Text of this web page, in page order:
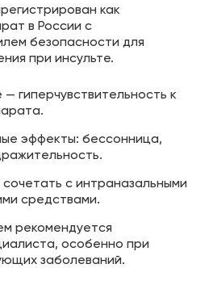
как
в России с
безопасности для
при инсульте.
гиперчувствительность к
эффекты: бессонница,
с интраназальными
средствами.
рекомендуется
особенно при
заболеваний.